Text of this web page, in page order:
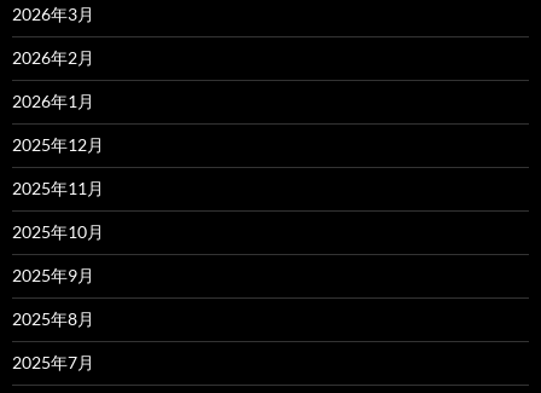
2026年3月
2026年2月
2026年1月
2025年12月
2025年11月
2025年10月
2025年9月
2025年8月
2025年7月